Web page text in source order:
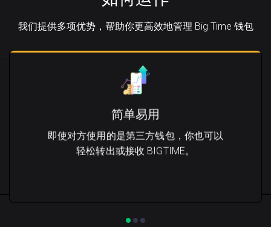
我们提供多项优势，帮助你更高效地管理 Big Time 钱包
简单易用
即使对方使用的是第三方钱包，你也可以
轻松转出或接收 BIGTIME。